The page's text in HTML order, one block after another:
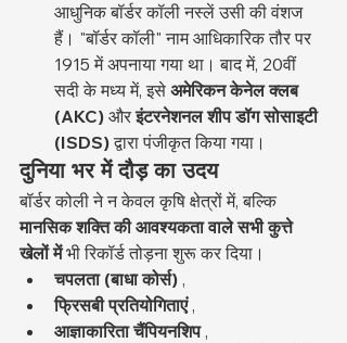
आधुनिक बॉर्डर कॉली नस्लें उसी की वंशज
हैं। "बॉर्डर कॉली" नाम आधिकारिक तौर पर
1915 में अपनाया गया था। बाद में, 20वीं
सदी के मध्य में, इसे अमेरिकन केनेल क्लब
(AKC) और इंटरनेशनल शीप डॉग सोसाइटी
(ISDS) द्वारा पंजीकृत किया गया।
दुनिया भर में दौड़ का उदय
बॉर्डर कोली ने न केवल कृषि क्षेत्रों में, बल्कि
मानसिक शक्ति की आवश्यकता वाले सभी कुत्ते
खेलों में भी रिकॉर्ड तोड़ना शुरू कर दिया।
चपलता (बाधा कोर्स) ,
फ्रिसबी प्रतियोगिताएं ,
आज्ञाकारिता चैंपियनशिप ,